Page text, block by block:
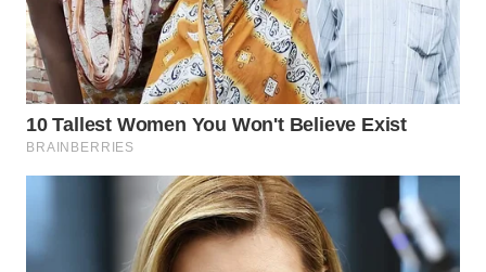
KONSUMEN
WAHANA
LISTRIK
WAHANA
TRAVEL